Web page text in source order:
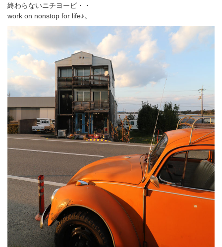
終わらないニチヨービ・・
work on nonstop for life♪。